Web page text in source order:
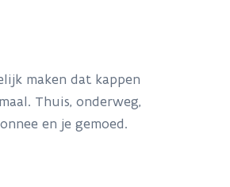
maken dat kappen
Thuis, onderweg,
en je gemoed.